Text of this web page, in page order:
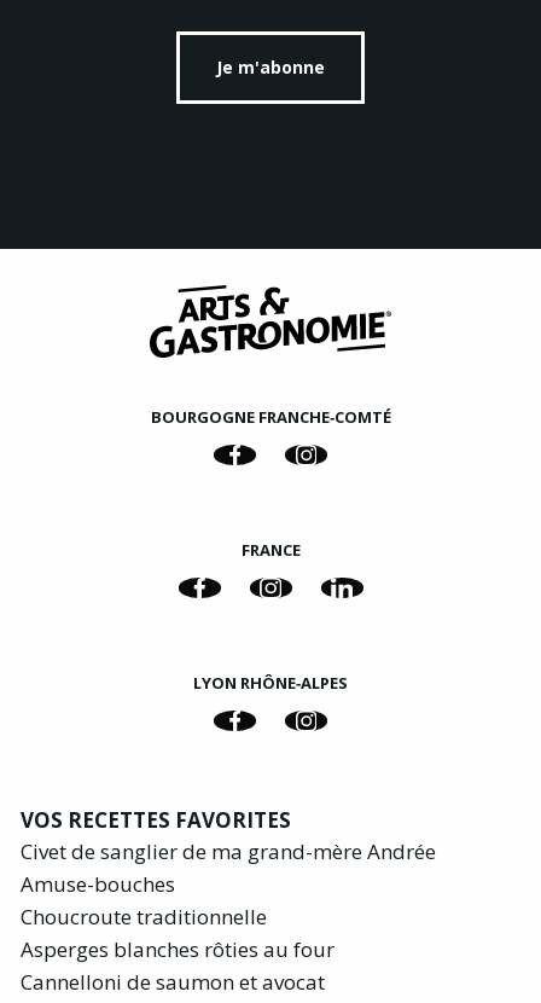
Je m'abonne
BOURGOGNE FRANCHE‑COMTÉ
FRANCE
LYON RHÔNE‑ALPES
VOS RECETTES FAVORITES
Civet de sanglier de ma grand-mère Andrée
Amuse-bouches
Choucroute traditionnelle
Asperges blanches rôties au four
Cannelloni de saumon et avocat